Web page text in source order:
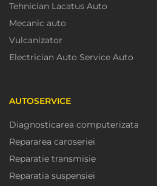
Tehnician Lacatus Auto
Mecanic auto
Vulcanizator
Electrician Auto Service Auto
AUTOSERVICE
Diagnosticarea computerizata
Repararea caroseriei
Reparatie transmisie
Reparatia suspensiei